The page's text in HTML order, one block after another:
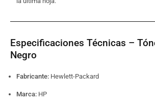
Especificaciones Técnicas –
Negro
Fabricante: Hewlett-Packard
Marca: HP